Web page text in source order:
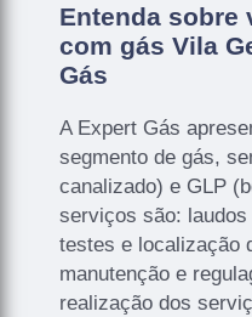
Entenda sobre
com gás Vila
Gás
A Expert Gás
segmento de gás,
canalizado) e GLP
serviços são:
testes e localização
manutenção e
realização dos